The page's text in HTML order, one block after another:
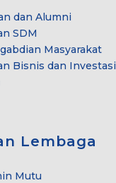
dan Alumni
SDM
Masyarakat
Bisnis dan Investasi
Lembaga
Mutu